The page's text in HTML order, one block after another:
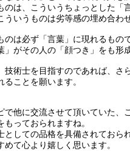
のは、こういうちょっとした「
ういうものは劣等感の埋め合わ
のは必ず「言葉」に現れるもの
」がその人の「顔つき」をも形
技術士を目指すのであれば、
ることを願います。
で他に交流させて頂いていた、
もっておられますね。
としての品格を具備されておら
めて心より嬉しく思います。